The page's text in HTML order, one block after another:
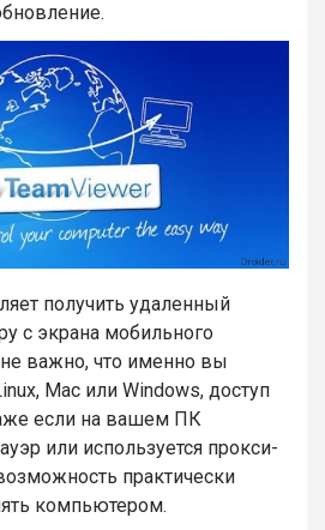
получить удаленный
с экрана мобильного
важно, что именно вы
Mac или Windows, доступ
если на вашем ПК
или используется прокси-
практически
компьютером.